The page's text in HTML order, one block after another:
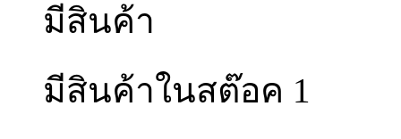
มีสินค้า
มีสินค้าในสต๊อค 1